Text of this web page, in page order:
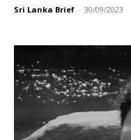
Sri Lanka Brief - 30/09/2023